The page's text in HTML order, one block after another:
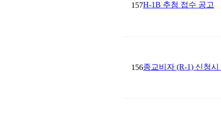
157H-1B 추첨 접수 공고
156종교비자 (R-1) 신청